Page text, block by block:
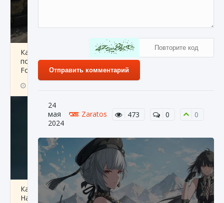
Как исправить текстовую ошибку
пользовательского интерфейса Delta
Force Hawk Ops
Как проверить статус сервера Delta Force
Hawk Ops
Отправить комментарий
24
мая
2024
Zaratos 473 0 0